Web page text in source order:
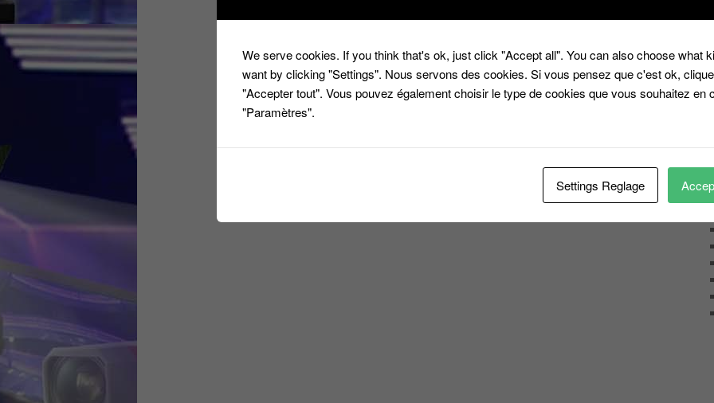
We serve cookies. If you think that's ok, just click "Accept all". You can also choose what
want by clicking "Settings". Nous servons des cookies. Si vous pensez que c'est ok,
"Accepter tout". Vous pouvez également choisir le type de cookies que vous souhaitez en
"Paramètres".
Settings Reglage